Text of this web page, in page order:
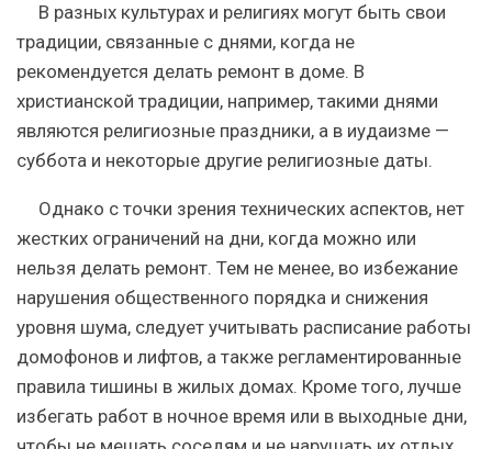
В разных культурах и религиях могут быть свои
традиции, связанные с днями, когда не
рекомендуется делать ремонт в доме. В
христианской традиции, например, такими днями
являются религиозные праздники, а в иудаизме —
суббота и некоторые другие религиозные даты.
Однако с точки зрения технических аспектов, нет
жестких ограничений на дни, когда можно или
нельзя делать ремонт. Тем не менее, во избежание
нарушения общественного порядка и снижения
уровня шума, следует учитывать расписание работы
домофонов и лифтов, а также регламентированные
правила тишины в жилых домах. Кроме того, лучше
избегать работ в ночное время или в выходные дни,